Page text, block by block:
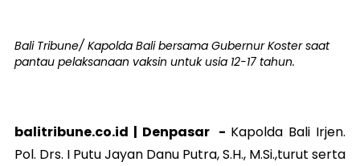
Bali Tribune/ Kapolda Bali bersama Gubernur Koster saat
pantau pelaksanaan vaksin untuk usia 12-17 tahun.
balitribune.co.id | Denpasar - Kapolda Bali Irjen.
Pol. Drs. I Putu Jayan Danu Putra, S.H., M.Si.,turut serta